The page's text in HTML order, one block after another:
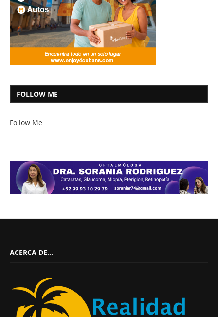
FOLLOW ME
Follow Me
ACERCA DE…